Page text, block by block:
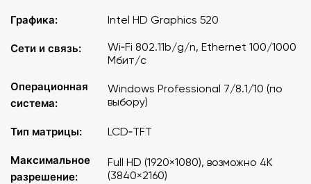
Графика: Intel HD Graphics 520
Сети и связь:
Wi‑Fi 802.11b/g/n, Ethernet 100/1000
Мбит/с
Операционная
система:
Windows Professional 7/8.1/10 (по
выбору)
Тип матрицы: LCD‑TFT
Максимальное
разрешение:
Full HD (1920×1080), возможно 4K
(3840×2160)